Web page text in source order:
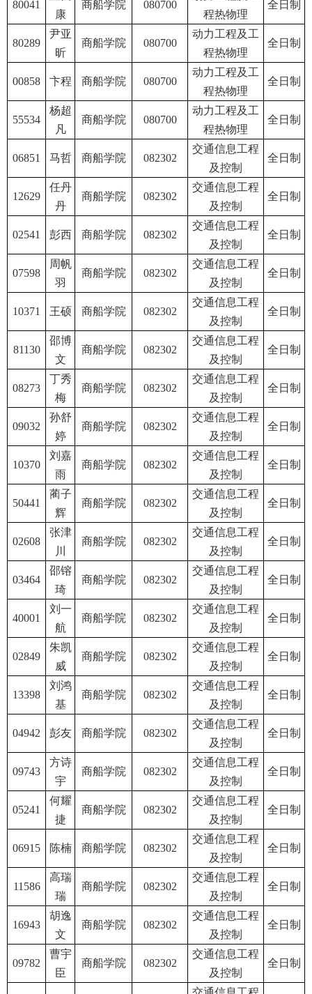
80041
康
商船学院 080700
程热物理
全日制
80289
尹亚
昕
商船学院 080700
动力工程及工
程热物理
全日制
00858 卞程 商船学院 080700
动力工程及工
程热物理
全日制
55534
杨超
凡
商船学院 080700
动力工程及工
程热物理
全日制
06851 马哲 商船学院 082302
交通信息工程
及控制
全日制
12629
任丹
丹
商船学院 082302
交通信息工程
及控制
全日制
02541 彭西 商船学院 082302
交通信息工程
及控制
全日制
07598
周帆
羽
商船学院 082302
交通信息工程
及控制
全日制
10371 王硕 商船学院 082302
交通信息工程
及控制
全日制
81130
邵博
文
商船学院 082302
交通信息工程
及控制
全日制
08273
丁秀
梅
商船学院 082302
交通信息工程
及控制
全日制
09032
孙舒
婷
商船学院 082302
交通信息工程
及控制
全日制
10370
刘嘉
雨
商船学院 082302
交通信息工程
及控制
全日制
50441
蔺子
辉
商船学院 082302
交通信息工程
及控制
全日制
02608
张津
川
商船学院 082302
交通信息工程
及控制
全日制
03464
邵镕
琦
商船学院 082302
交通信息工程
及控制
全日制
40001
刘一
航
商船学院 082302
交通信息工程
及控制
全日制
02849
朱凯
威
商船学院 082302
交通信息工程
及控制
全日制
13398
刘鸿
基
商船学院 082302
交通信息工程
及控制
全日制
04942 彭友 商船学院 082302
交通信息工程
及控制
全日制
09743
方诗
宇
商船学院 082302
交通信息工程
及控制
全日制
05241
何耀
捷
商船学院 082302
交通信息工程
及控制
全日制
06915 陈楠 商船学院 082302
交通信息工程
及控制
全日制
11586
高瑞
瑞
商船学院 082302
交通信息工程
及控制
全日制
16943
胡逸
文
商船学院 082302
交通信息工程
及控制
全日制
09782
曹宇
臣
商船学院 082302
交通信息工程
及控制
全日制